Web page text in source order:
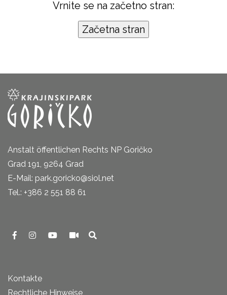
Vrnite se na začetno stran:
Anstalt öffentlichen Rechts NP Goričko
Grad 191, 9264 Grad
E-Mail: park.goricko@siol.net
Tel.: +386 2 551 88 61
Kontakte
Rechtliche Hinweise